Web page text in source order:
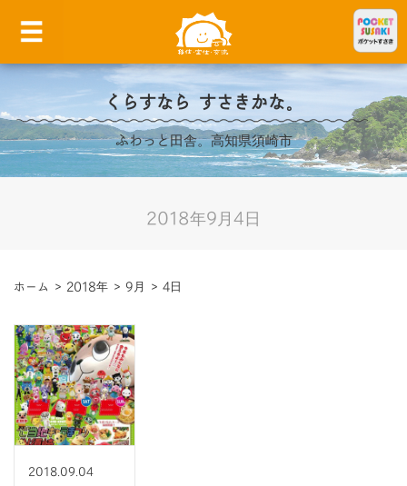
くらすなら すさきかな。
ふわっと田舎。高知県須崎市
2018年9月4日
ホーム > 2018年 > 9月 > 4日
2018.09.04